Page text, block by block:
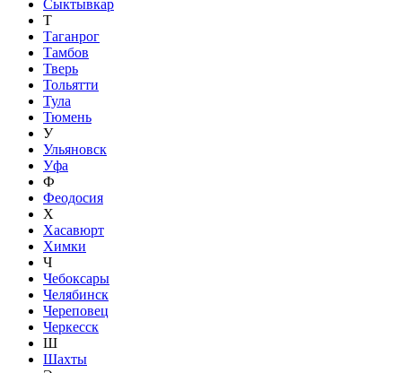
Сыктывкар
Т
Таганрог
Тамбов
Тверь
Тольятти
Тула
Тюмень
У
Ульяновск
Уфа
Ф
Феодосия
Х
Хасавюрт
Химки
Ч
Чебоксары
Челябинск
Череповец
Черкесск
Ш
Шахты